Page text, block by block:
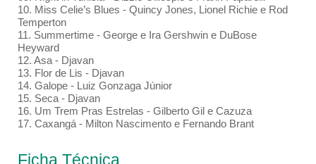
10. Miss Celie’s Blues - Quincy Jones, Lionel Richie e Rod
Temperton
11. Summertime - George e Ira Gershwin e DuBose
Heyward
12. Asa - Djavan
13. Flor de Lis - Djavan
14. Galope - Luiz Gonzaga Júnior
15. Seca - Djavan
16. Um Trem Pras Estrelas - Gilberto Gil e Cazuza
17. Caxangá - Milton Nascimento e Fernando Brant
Ficha Técnica